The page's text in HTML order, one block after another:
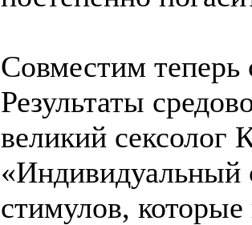
Совместим
Результаты
великий сексолог
«Индивидуальный
стимулов,